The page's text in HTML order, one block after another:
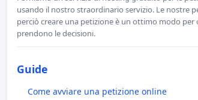
usando il nostro straordinario servizio. Le nostre
perciò creare una petizione è un ottimo modo
prendono le decisioni.
Guide
Come avviare una petizione online